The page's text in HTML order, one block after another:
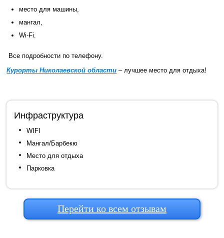
место для машины,
мангал,
Wi-Fi.
Все подробности по телефону.
Курорты Николаевской области – лучшее место для отдыха!
Инфраструктура
WIFI
Мангал/Барбекю
Место для отдыха
Парковка
Перейти ко всем отзывам